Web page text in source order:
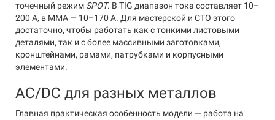
точечный режим SPOT. В TIG диапазон тока составляет 10–
200 А, в MMA — 10–170 А. Для мастерской и СТО этого
достаточно, чтобы работать как с тонкими листовыми
деталями, так и с более массивными заготовками,
кронштейнами, рамами, патрубками и корпусными
элементами.
AC/DC для разных металлов
Главная практическая особенность модели — работа на